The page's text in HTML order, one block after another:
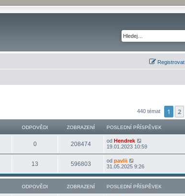
Registrovat
440 témat 1 2
ODPOVĚDI ZOBRAZENÍ POSLEDNÍ PŘÍSPĚVEK
0 208474 od Hendrek
19.01.2023 10:59
13 596803 od pavlii
31.05.2025 9:26
ODPOVĚDI ZOBRAZENÍ POSLEDNÍ PŘÍSPĚVEK